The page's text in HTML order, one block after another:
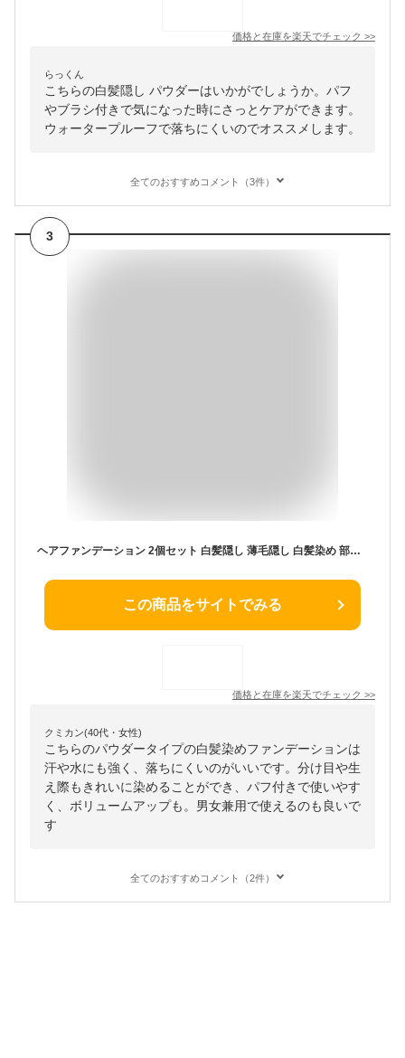
価格と在庫を楽天でチェック >>
らっくん
こちらの白髪隠し パウダーはいかがでしょうか。パフ
やブラシ付きで気になった時にさっとケアができます。
ウォータープルーフで落ちにくいのでオススメします。
全てのおすすめコメント（3件）
3
ヘアファンデーション 2個セット 白髪隠し 薄毛隠し 白髪染め 部分染め ヘアラインパウダー パフ付き 防汗 防水 落ちにくい 生え際 頭皮用 ボリュームアップ ヘアケア ヘアカバー 男女兼用 使用簡単 送料無料
この商品をサイトでみる
価格と在庫を楽天でチェック >>
クミカン(40代・女性)
こちらのパウダータイプの白髪染めファンデーションは
汗や水にも強く、落ちにくいのがいいです。分け目や生
え際もきれいに染めることができ、パフ付きで使いやす
く、ボリュームアップも。男女兼用で使えるのも良いで
す
全てのおすすめコメント（2件）